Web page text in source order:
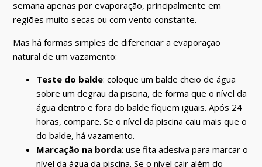
semana apenas por evaporação, principalmente em
regiões muito secas ou com vento constante.
Mas há formas simples de diferenciar a evaporação
natural de um vazamento:
Teste do balde: coloque um balde cheio de água
sobre um degrau da piscina, de forma que o nível da
água dentro e fora do balde fiquem iguais. Após 24
horas, compare. Se o nível da piscina caiu mais que o
do balde, há vazamento.
Marcação na borda: use fita adesiva para marcar o
nível da água da piscina. Se o nível cair além do